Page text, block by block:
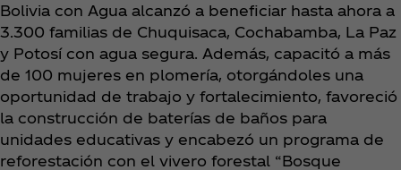
Bolivia con Agua alcanzó a beneficiar hasta ahora a
3.300 familias de Chuquisaca, Cochabamba, La Paz
y Potosí con agua segura. Además, capacitó a más
de 100 mujeres en plomería, otorgándoles una
oportunidad de trabajo y fortalecimiento, favoreció
la construcción de baterías de baños para
unidades educativas y encabezó un programa de
reforestación con el vivero forestal “Bosque